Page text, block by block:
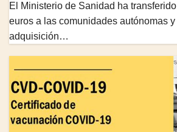
El Ministerio de Sanidad ha
euros a las comunidades autónomas
adquisición…